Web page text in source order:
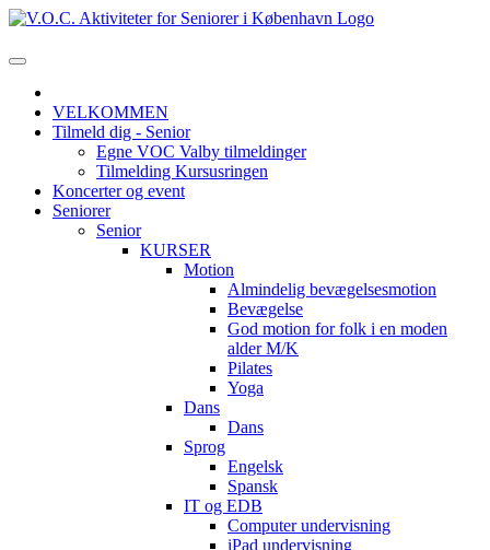
VELKOMMEN
Tilmeld dig - Senior
Egne VOC Valby tilmeldinger
Tilmelding Kursusringen
Koncerter og event
Seniorer
Senior
KURSER
Motion
Almindelig bevægelsesmotion
Bevægelse
God motion for folk i en moden
alder M/K
Pilates
Yoga
Dans
Dans
Sprog
Engelsk
Spansk
IT og EDB
Computer undervisning
iPad undervisning